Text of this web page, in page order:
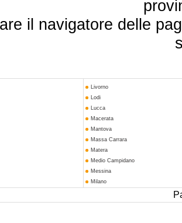
il navigatore delle
Livorno
Lodi
Lucca
Macerata
Mantova
Massa Carrara
Matera
Medio Campidano
Messina
Milano